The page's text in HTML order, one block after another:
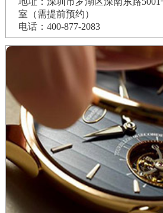
室（需提前预约）
电话：400-877-2083